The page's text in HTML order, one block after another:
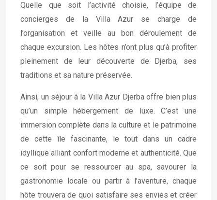
Quelle que soit l’activité choisie, l’équipe de
concierges de la Villa Azur se charge de
l’organisation et veille au bon déroulement de
chaque excursion. Les hôtes n’ont plus qu’à profiter
pleinement de leur découverte de Djerba, ses
traditions et sa nature préservée.
Ainsi, un séjour à la Villa Azur Djerba offre bien plus
qu’un simple hébergement de luxe. C’est une
immersion complète dans la culture et le patrimoine
de cette île fascinante, le tout dans un cadre
idyllique alliant confort moderne et authenticité. Que
ce soit pour se ressourcer au spa, savourer la
gastronomie locale ou partir à l’aventure, chaque
hôte trouvera de quoi satisfaire ses envies et créer